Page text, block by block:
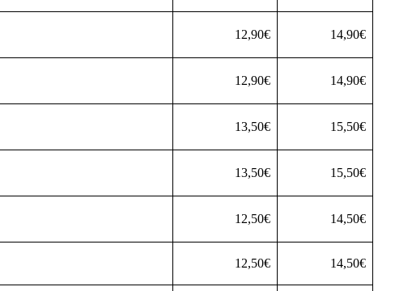
12,90€ 14,90€
12,90€ 14,90€
13,50€ 15,50€
13,50€ 15,50€
12,50€ 14,50€
12,50€ 14,50€